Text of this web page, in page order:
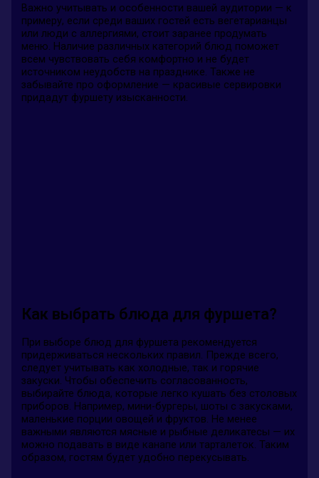
Важно учитывать и особенности вашей аудитории — к
примеру, если среди ваших гостей есть вегетарианцы
или люди с аллергиями, стоит заранее продумать
меню. Наличие различных категорий блюд поможет
всем чувствовать себя комфортно и не будет
источником неудобств на празднике. Также не
забывайте про оформление — красивые сервировки
придадут фуршету изысканности.
Как выбрать блюда для фуршета?
При выборе блюд для фуршета рекомендуется
придерживаться нескольких правил. Прежде всего,
следует учитывать как холодные, так и горячие
закуски. Чтобы обеспечить согласованность,
выбирайте блюда, которые легко кушать без столовых
приборов. Например, мини-бургеры, шоты с закусками,
маленькие порции овощей и фруктов. Не менее
важными являются мясные и рыбные деликатесы — их
можно подавать в виде канапе или тарталеток. Таким
образом, гостям будет удобно перекусывать.